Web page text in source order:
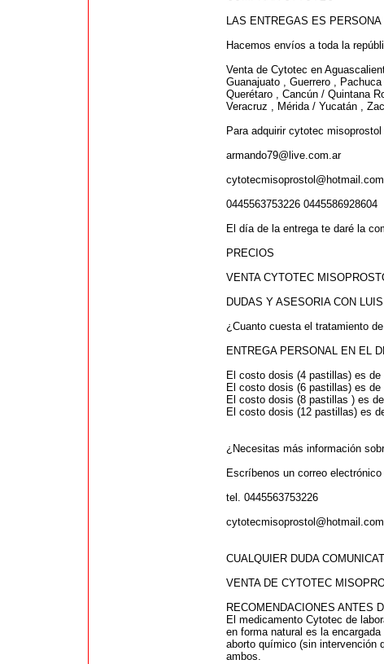
LAS ENTREGAS ES
Hacemos envíos a toda la
Venta de Cytotec en
Guanajuato , Guerrero ,
Querétaro , Cancún / Quintana
Veracruz , Mérida / Yucatán ,
Para adquirir cytotec
armando79@live.com.ar
cytotecmisoprostol@hotmail.com
0445563753226 0445586928604
El día de la entrega te daré la
PRECIOS
VENTA CYTOTEC
DUDAS Y ASESORIA CON
¿Cuanto cuesta el tratamiento
ENTREGA PERSONAL EN EL
El costo dosis (4 pastillas) es de
El costo dosis (6 pastillas) es de
El costo dosis (8 pastillas ) es
El costo dosis (12 pastillas) es
¿Necesitas más información
Escríbenos un correo
tel. 0445563753226
cytotecmisoprostol@hotmail.com
CUALQUIER DUDA
VENTA DE CYTOTEC
RECOMENDACIONES ANTES
El medicamento Cytotec de
en forma natural es la
aborto químico (sin intervención
ambos.